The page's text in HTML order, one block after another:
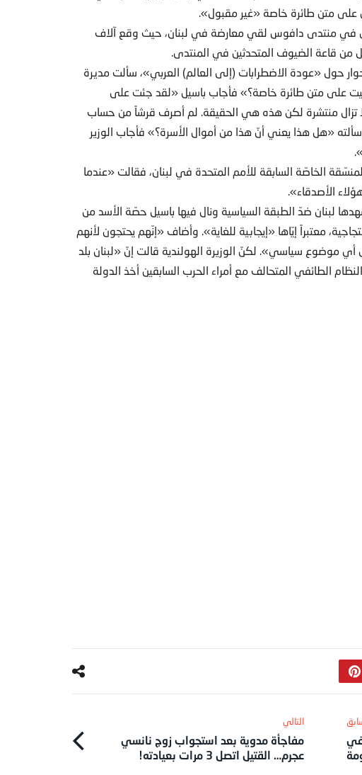
على متن طائرة خاصة «غير مقبول».
في منتدى دافوس لقي معارضة في لبنان، حيث وقع آلاف
من قاعة الضيوف المتحدثين في المنتدى.
حول «عودة الاضطرابات (إلى العالم) العربي»، سألت مديرة
على متن طائرة خاصة؟» فأجاب باسيل «لقد جئت على
تزال منتشرة لكن هذه هي الحقيقة. لم أصرف قرشاً من حساب
«هل هذا يعني أنّ هذا من أموال الأسرة؟» فأجاب الوزير
الخاصّة السابقة للأمم المتحدة في لبنان، فقالت «عندما
الأصدقاء».
لبنان ضدّ الطبقة السياسية ونال فيها باسيل حصّة الأسد من
معتبراً إيّاها «إيجابية للغاية». وأضاف «إنّهم يحتجون لأنهم
موضوع سياسي». لكنّ الوزيرة الهولندية قالت إنّ «لبنان بلد
الطائفي المتحالف مع أمراء الحرب السابقين أخذ الدولة
في
مفاجأة مدوية بعد استجواب زوج نانسي
عجرم… القتيل اتصل 3 مرات بعيادته!